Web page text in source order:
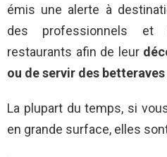
émis une alerte à
des professionnels et
restaurants afin de leur
ou de servir des
La plupart du temps, si
en grande surface, elles